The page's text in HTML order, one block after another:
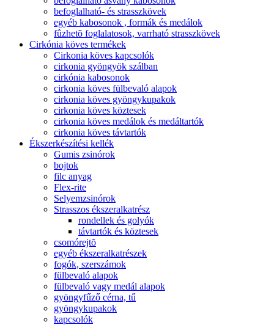
befoglalható- és strasszkövek
egyéb kabosonok , formák és medálok
fûzhetõ foglalatosok, varrható strasszkövek
Cirkónia köves termékek
Cirkonia köves kapcsolók
cirkonia gyöngyök szálban
cirkónia kabosonok
cirkonia köves fülbevaló alapok
cirkonia köves gyöngykupakok
cirkonia köves köztesek
cirkonia köves medálok és medáltartók
cirkonia köves távtartók
Ékszerkészítési kellék
Gumis zsinórok
bojtok
filc anyag
Flex-rite
Selyemzsinórok
Strasszos ékszeralkatrész
rondellek és golyók
távtartók és köztesek
csomórejtõ
egyéb ékszeralkatrészek
fogók, szerszámok
fülbevaló alapok
fülbevaló vagy medál alapok
gyöngyfűző cérna, tű
gyöngykupakok
kapcsolók